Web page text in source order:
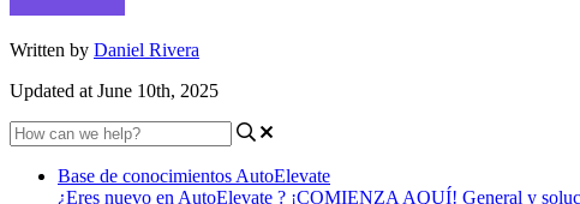
Written by Daniel Rivera
Updated at June 10th, 2025
Base de conocimientos AutoElevate
¿Eres nuevo en AutoElevate ? ¡COMIENZA AQUÍ! General y